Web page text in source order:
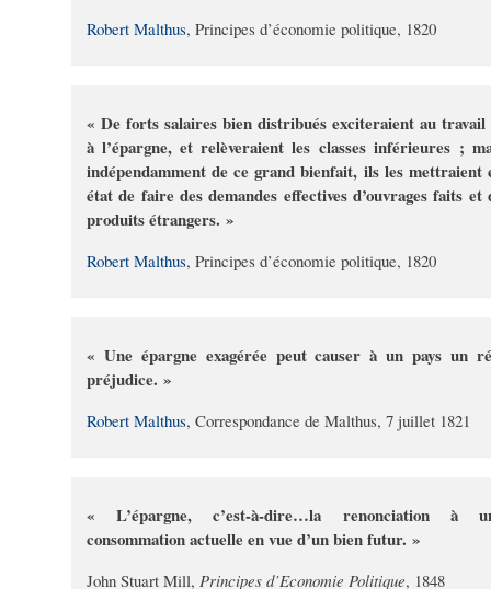
Robert Malthus, Principes d’économie politique, 1820
« De forts salaires bien distribués exciteraient au travail
à l’épargne, et relèveraient les classes inférieures ;
indépendamment de ce grand bienfait, ils les mettraient
état de faire des demandes effectives d’ouvrages faits et
produits étrangers. »
Robert Malthus, Principes d’économie politique, 1820
« Une épargne exagérée peut causer à un pays un
préjudice. »
Robert Malthus, Correspondance de Malthus, 7 juillet 1821
« L’épargne, c’est-à-dire…la renonciation à
consommation actuelle en vue d’un bien futur. »
John Stuart Mill, Principes d’Economie Politique, 1848